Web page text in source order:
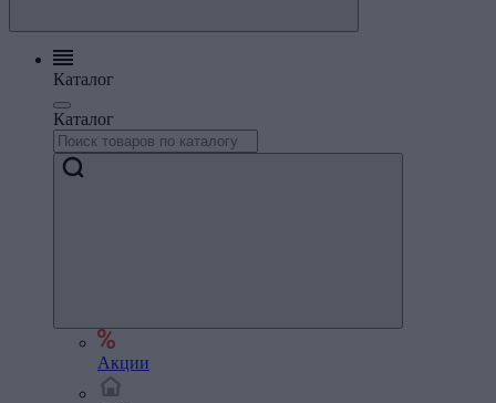
Каталог
Каталог
Акции